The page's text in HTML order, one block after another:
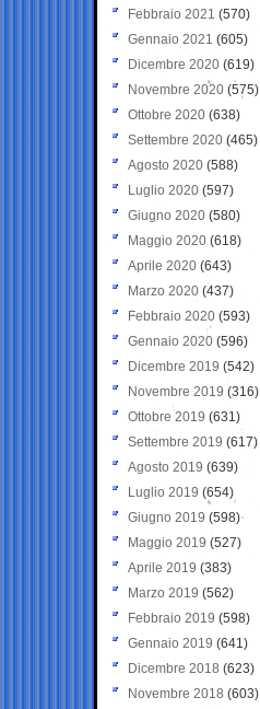
Febbraio 2021 (570)
Gennaio 2021 (605)
Dicembre 2020 (619)
Novembre 2020 (575)
Ottobre 2020 (638)
Settembre 2020(465)
Agosto 2020 (588)
Luglio 2020 (597)
Giugno 2020 (580)
Maggio 2020 (618)
Aprile 2020 (643)
Marzo 2020 (437)
Febbraio 2020 (593)
Gennaio 2020 (596)
Dicembre 2019 (542)
Novembre 2019 (316)
Ottobre 2019 (631)
Settembre 2019 (617)
Agosto 2019 (639)
Luglio 2019 (654)
Giugno 2019 (598)
Maggio 2019 (527)
Aprile 2019 (383)
Marzo 2019 (562)
Febbraio 2019 (598)
Gennaio 2019 (641)
Dicembre 2018 (623)
Novembre 2018 (603)